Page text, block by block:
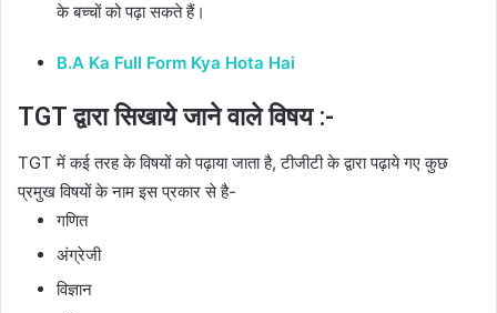
के बच्चों को पढ़ा सकते हैं।
B.A Ka Full Form Kya Hota Hai
TGT द्वारा सिखाये जाने वाले विषय :-
TGT में कई तरह के विषयों को पढ़ाया जाता है, टीजीटी के द्वारा पढ़ाये गए कुछ
प्रमुख विषयों के नाम इस प्रकार से है-
गणित
अंग्रेजी
विज्ञान